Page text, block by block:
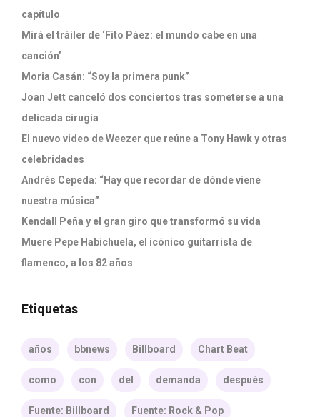
capítulo
Mirá el tráiler de ‘Fito Páez: el mundo cabe en una
canción’
Moria Casán: “Soy la primera punk”
Joan Jett canceló dos conciertos tras someterse a una
delicada cirugía
El nuevo video de Weezer que reúne a Tony Hawk y otras
celebridades
Andrés Cepeda: “Hay que recordar de dónde viene
nuestra música”
Kendall Peña y el gran giro que transformó su vida
Muere Pepe Habichuela, el icónico guitarrista de
flamenco, a los 82 años
Etiquetas
años bbnews Billboard Chart Beat
como con del demanda después
Fuente: Billboard Fuente: Rock & Pop